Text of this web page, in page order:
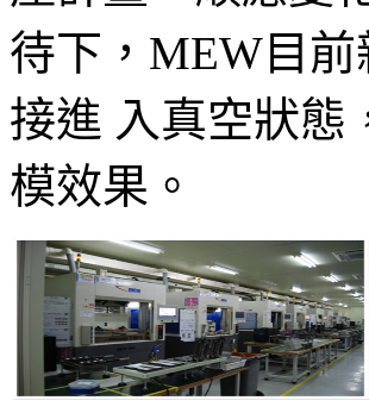
待下，MEW目
接進 入真空狀態
模效果。